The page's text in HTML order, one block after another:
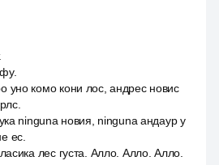
уно комо кони лос, андрес новис
ninguna новия, ninguna андаур у
ес.
лес густа. Алло. Алло. Алло.